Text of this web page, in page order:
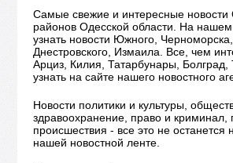
Самые свежие и интересные новости
районов Одесской области. На
узнать новости Южного,
Днестровского, Измаила. Все, чем
Арциз, Килия, Татарбунары,
узнать на сайте нашего новостного
Новости политики и культуры,
здравоохранение, право и криминал,
происшествия - все это не
нашей новостной ленте.